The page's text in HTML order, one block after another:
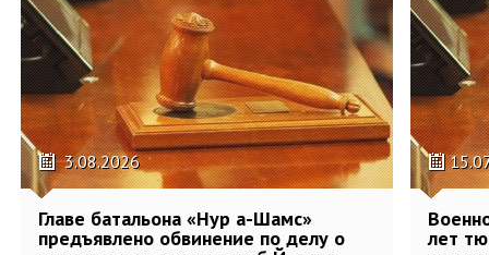
3.08.2026
Главе батальона «Нур а-Шамс»
предъявлено обвинение по делу о лет